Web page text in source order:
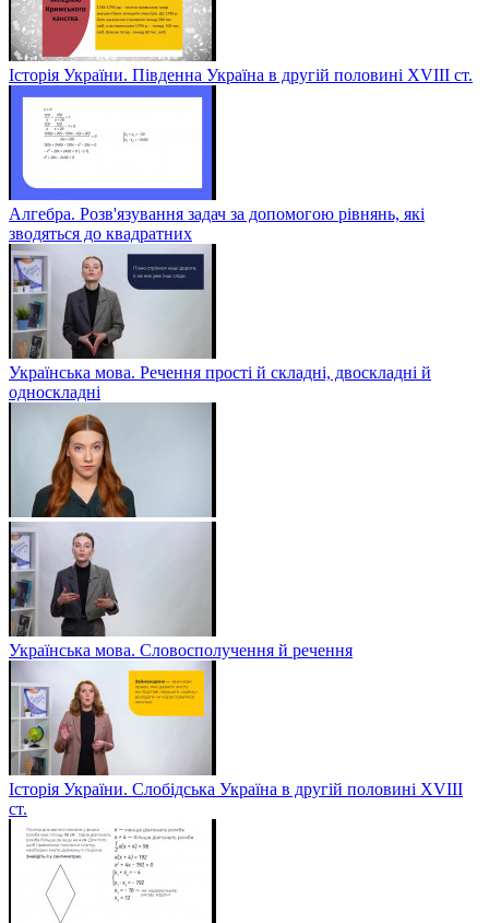
Історія України. Південна Україна в другій половині ХVІІІ ст.
Алгебра. Розв'язування задач за допомогою рівнянь, які
зводяться до квадратних
Українська мова. Речення прості й складні, двоскладні й
односкладні
Українська мова. Словосполучення й речення
Історія України. Слобідська Україна в другій половині ХVIIІ
ст.